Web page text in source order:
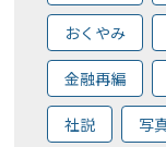
おくやみ
金融再編
社説 写